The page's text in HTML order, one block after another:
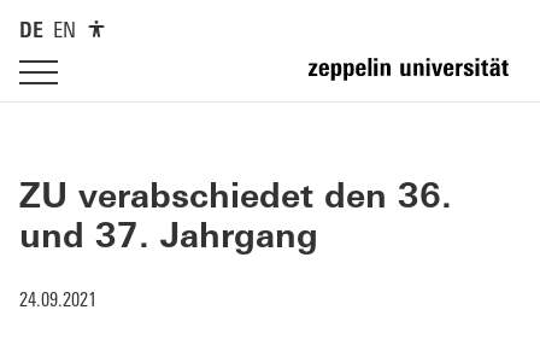
DE EN
ZU verabschiedet den 36.
und 37. Jahrgang
24.09.2021